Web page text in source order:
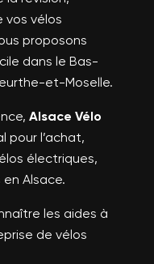
vos vélos
proposons
dans le Bas-
et-Moselle.
Alsace Vélo
pour l’achat,
électriques,
Alsace.
les aides à
de vélos